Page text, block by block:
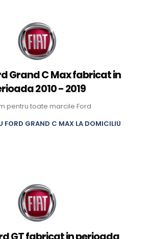
Grand C Max fabricat in
2010 - 2019
pentru toate marcile Ford
FORD GRAND C MAX LA DOMICILIU